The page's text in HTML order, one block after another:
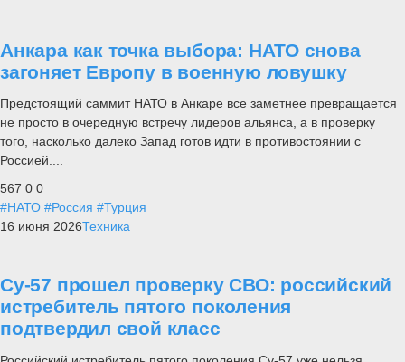
Анкара как точка выбора: НАТО снова
загоняет Европу в военную ловушку
Предстоящий саммит НАТО в Анкаре все заметнее превращается
не просто в очередную встречу лидеров альянса, а в проверку
того, насколько далеко Запад готов идти в противостоянии с
Россией....
567 0 0
#НАТО #Россия #Турция
16 июня 2026Техника
Су-57 прошел проверку СВО: российский
истребитель пятого поколения
подтвердил свой класс